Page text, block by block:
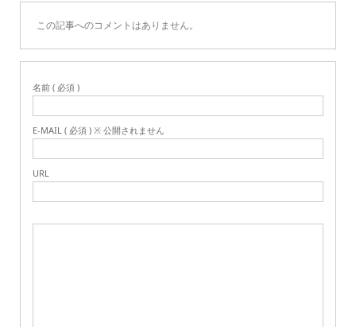
この記事へのコメントはありません。
名前 ( 必須 )
E-MAIL ( 必須 ) ※ 公開されません
URL